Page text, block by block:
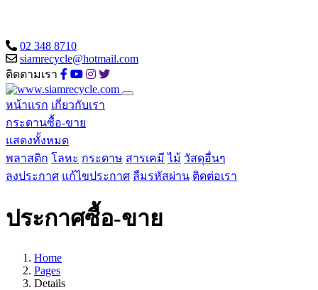
02 348 8710
siamrecycle@hotmail.com
ติดตามเรา
หน้าแรก เกี่ยวกับเรา
กระดานซื้อ-ขาย
แสดงทั้งหมด
พลาสติก โลหะ กระดาษ สารเคมี ไม้ วัสดุอื่นๆ
ลงประกาศ แก้ไขประกาศ ลืมรหัสผ่าน ติดต่อเรา
ประกาศซื้อ-ขาย
Home
Pages
Details